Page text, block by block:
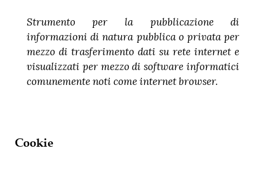
Strumento per la pubblicazione di
informazioni di natura pubblica o privata per
mezzo di trasferimento dati su rete internet e
visualizzati per mezzo di software informatici
comunemente noti come internet browser.
Cookie